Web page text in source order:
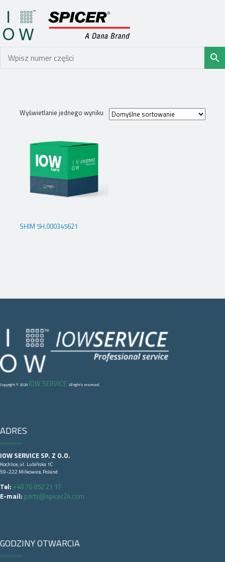
Wyświetlanie jednego wyniku
SHIM 5H.000345621
Copyright © 2026 IOW SERVICE. All right's reserved.
ADRES
IOW SERVICE SP. Z O.O.
Kochlice, ul. Lubińska 1C
59-222 Milkowice, Poland
Tel: +48 76 852 21 17
E-mail: parts@spicer24.com
GODZINY OTWARCIA